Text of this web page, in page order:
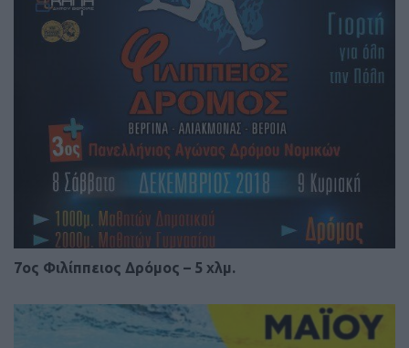
7ος Φιλίππειος Δρόμος – 5 χλμ.